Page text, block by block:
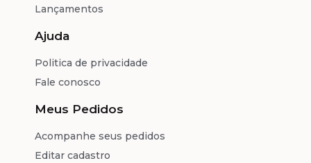
Lançamentos
Ajuda
Politica de privacidade
Fale conosco
Meus Pedidos
Acompanhe seus pedidos
Editar cadastro